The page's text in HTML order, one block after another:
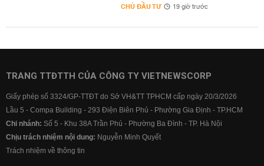
CHỦ ĐẦU TƯ 19 giờ trước
TRANG TTĐTTH CỦA CÔNG TY VIETNEWSCORP
Giấy phép số 3324/GP-TTĐT do Sở VH&TT TPHCM cấp ngày 20/3/2026
Lầu 5 - Compa Building - 293 Điện Biên Phủ - Phường Gia Định - TP.HCM
Chi nhánh: Số 5 - Khu 38A Trần Phú - Phường Ba Đình - TP. Hà Nội
Chịu trách nhiệm nội dung: Nguyễn Minh Quyết
Trách nhiệm về thông tin